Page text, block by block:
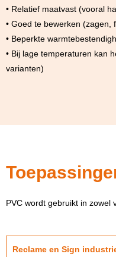
• Relatief maatvast (vooral
• Goed te bewerken (zagen,
• Beperkte
• Bij lage temperaturen kan
varianten)
PVC wordt gebruikt in zowel
Reclame en Sign